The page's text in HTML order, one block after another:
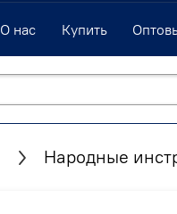
О нас Купить
Народные